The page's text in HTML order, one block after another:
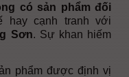
có sản phẩm đối
hay cạnh tranh với
Sơn. Sự khan hiếm
phẩm được định vị